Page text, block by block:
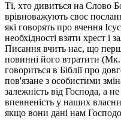
Ті, хто дивиться на Слово
врівноважують своє
які говорять про вчення
необхідності взяти хрест
Писання вчить нас, що
повинні його втратити
говориться в Біблії про
пов'язане з особистими
залежність від Господа, а
впевненість у наших
якщо вони дані нам